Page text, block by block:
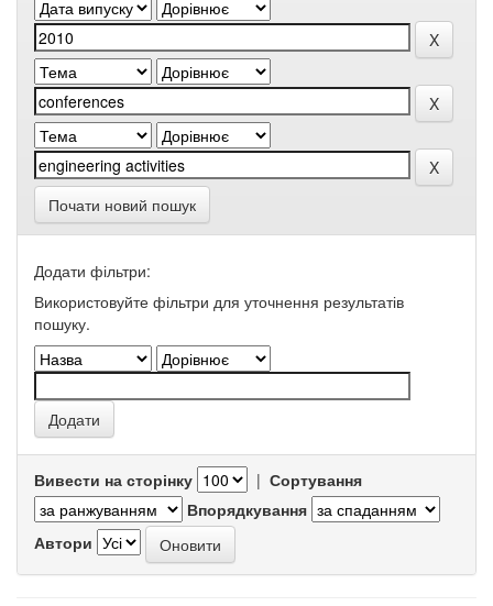
Почати новий пошук
Додати фільтри:
Використовуйте фільтри для уточнення результатів
пошуку.
Вивести на сторінку | Сортування
Впорядкування
Автори